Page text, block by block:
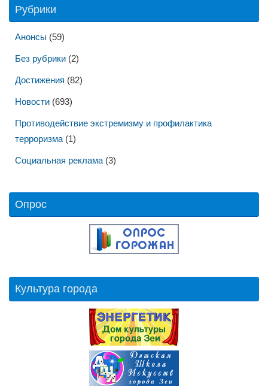
Рубрики
Анонсы (59)
Без рубрики (2)
Достижения (82)
Новости (693)
Противодействие экстремизму и профилактика
терроризма (1)
Социальная реклама (3)
Опрос
Культура города